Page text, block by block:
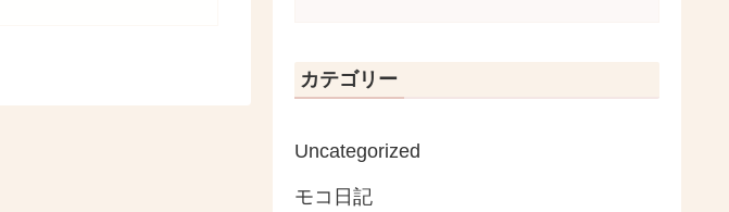
カテゴリー
Uncategorized
モコ日記